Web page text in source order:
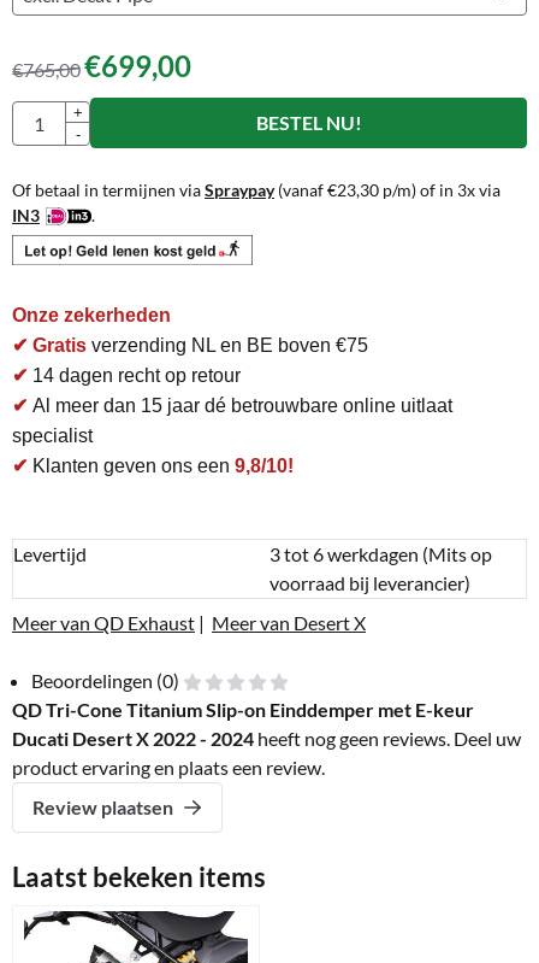
€765,00€699,00
Aantal
+
-
BESTEL NU!
Of betaal in termijnen viaSpraypay(vanaf€23,30 p/m) of in 3x via
IN3
.
Onze zekerheden
✔ Gratis verzending NL en BE boven €75
✔ 14 dagen recht op retour
✔ Al meer dan 15 jaar dé betrouwbare online uitlaat
specialist
✔ Klanten geven ons een 9,8/10!
Levertijd
3 tot 6 werkdagen (Mits op
voorraad bij leverancier)
Meer van QD Exhaust | Meer van Desert X
Beoordelingen (0)
QD Tri-Cone Titanium Slip-on Einddemper met E-keur
Ducati Desert X 2022 - 2024 heeft nog geen reviews. Deel uw
product ervaring en plaats een review.
Review plaatsen
Laatst bekeken items